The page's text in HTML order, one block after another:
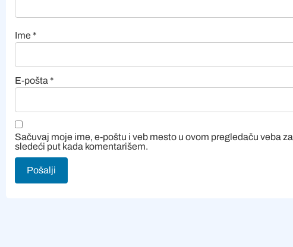
Ime*
E-pošta *
Sačuvaj moje ime, e-poštu i veb mesto u ovom pregledaču veba za
sledeći put kada komentarišem.